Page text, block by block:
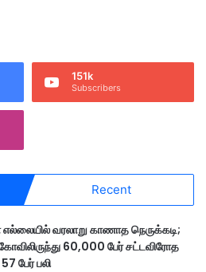
151k
Subscribers
Recent
எல்லையில் வரலாறு காணாத நெருக்கடி;
60,000 பேர் சட்டவிரோத
பேர் பலி